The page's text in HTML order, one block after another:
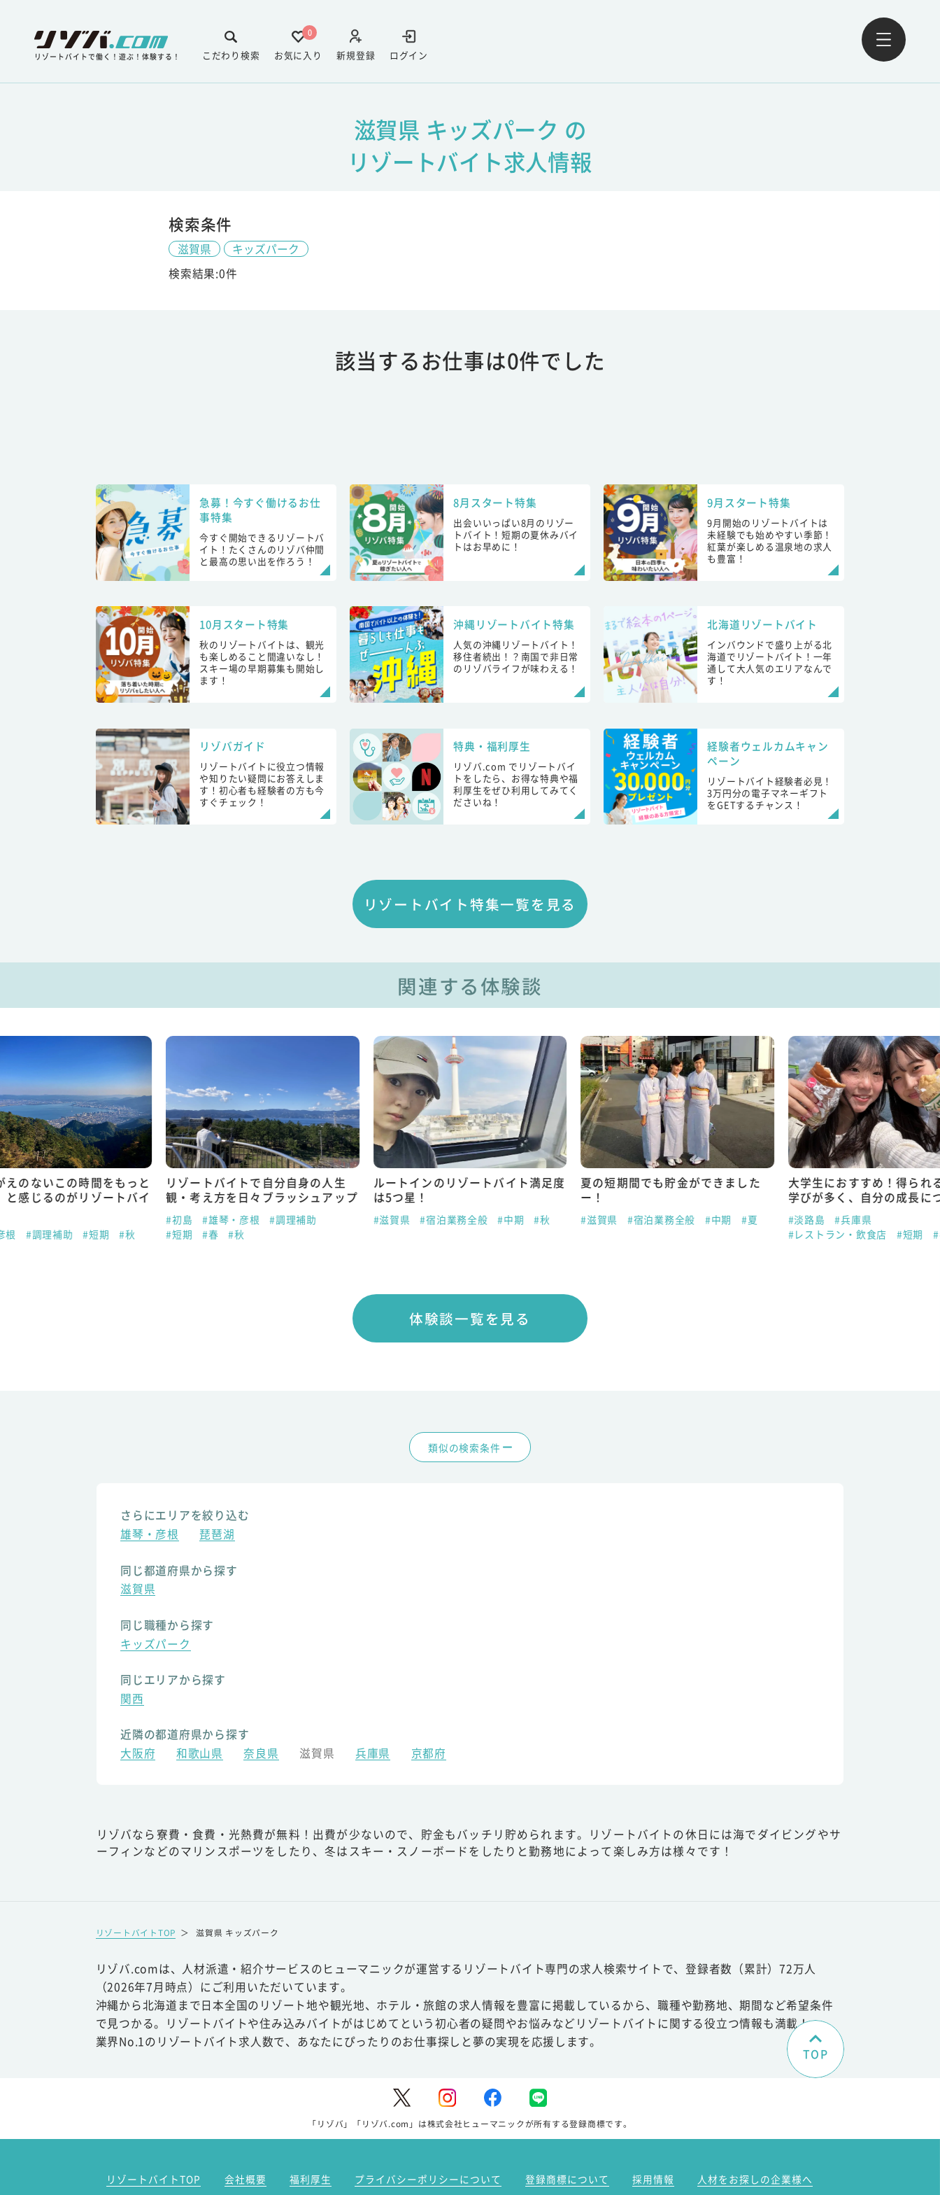
リゾートバイトで働く！遊ぶ！体験する！ ログイン
新規登録
0
お気に入り
こだわり検索
滋賀県 キッズパーク の
リゾートバイト求人情報
検索条件
滋賀県
キッズパーク
検索結果:0件
該当するお仕事は0件でした
急募！今すぐ働けるお仕
事特集
今すぐ開始できるリゾートバ
イト！たくさんのリゾバ仲間
と最高の思い出を作ろう！
8月スタート特集
出会いいっぱい8月のリゾー
トバイト！短期の夏休みバイ
トはお早めに！
9月スタート特集
9月開始のリゾートバイトは
未経験でも始めやすい季節！
紅葉が楽しめる温泉地の求人
も豊富！
10月スタート特集
秋のリゾートバイトは、観光
も楽しめること間違いなし！
スキー場の早期募集も開始し
ます！
沖縄リゾートバイト特集
人気の沖縄リゾートバイト！
移住者続出！？南国で非日常
のリゾバライフが味わえる！
北海道リゾートバイト
インバウンドで盛り上がる北
海道でリゾートバイト！一年
通して大人気のエリアなんで
す！
リゾバガイド
リゾートバイトに役立つ情報
や知りたい疑問にお答えしま
す！初心者も経験者の方も今
すぐチェック！
特典・福利厚生
リゾバ.com でリゾートバイ
トをしたら、お得な特典や福
利厚生をぜひ利用してみてく
ださいね！
経験者ウェルカムキャン
ペーン
リゾートバイト経験者必見！
3万円分の電子マネーギフト
をGETするチャンス！
リゾートバイト特集一覧を見る
関連する体験談
えのないこの時間をもっと
と感じるのがリゾートバイ
根 #調理補助 #短期 #秋
リゾートバイトで自分自身の人生
観・考え方を日々ブラッシュアップ
#初島 #雄琴・彦根
#調理補助
#短期
#春 #秋
ルートインのリゾートバイト満足度
は5つ星！
#滋賀県 #宿泊業務全般 #中期 #秋
夏の短期間でも貯金ができました
ー！
#滋賀県 #宿泊業務全般 #中期 #夏
大学生におすすめ！得られ
学びが多く、自分の成長に
#淡路島
#兵庫県
#レストラン・飲食店
#短期
体験談一覧を見る
類似の検索条件
さらにエリアを絞り込む
雄琴・彦根
琵琶湖
同じ都道府県から探す
滋賀県
同じ職種から探す
キッズパーク
同じエリアから探す
関西
近隣の都道府県から探す
大阪府
和歌山県 奈良県 滋賀県 兵庫県 京都府
リゾバなら寮費・食費・光熱費が無料！出費が少ないので、貯金もバッチリ貯められます。リゾートバイトの休日には海でダイビングやサ
ーフィンなどのマリンスポーツをしたり、冬はスキー・スノーボードをしたりと勤務地によって楽しみ方は様々です！
リゾートバイトTOP ＞ 滋賀県 キッズパーク
リゾバ.comは、人材派遣・紹介サービスのヒューマニックが運営するリゾートバイト専門の求人検索サイトで、登録者数（累計）72万人
（2026年7月時点）にご利用いただいています。
沖縄から北海道まで日本全国のリゾート地や観光地、ホテル・旅館の求人情報を豊富に掲載しているから、職種や勤務地、期間など希望条件
で見つかる。リゾートバイトや住み込みバイトがはじめてという初心者の疑問やお悩みなどリゾートバイトに関する役立つ情報も満載！
業界No.1のリゾートバイト求人数で、あなたにぴったりのお仕事探しと夢の実現を応援します。
TOP
「リゾバ」「リゾバ.com」は株式会社ヒューマニックが所有する登録商標です。
リゾートバイトTOP 会社概要 福利厚生 プライバシーポリシーについて 登録商標について 採用情報
人材をお探しの企業様へ